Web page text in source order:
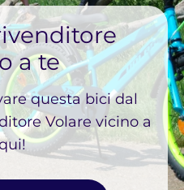
a te
questa bici dal
Volare vicino a